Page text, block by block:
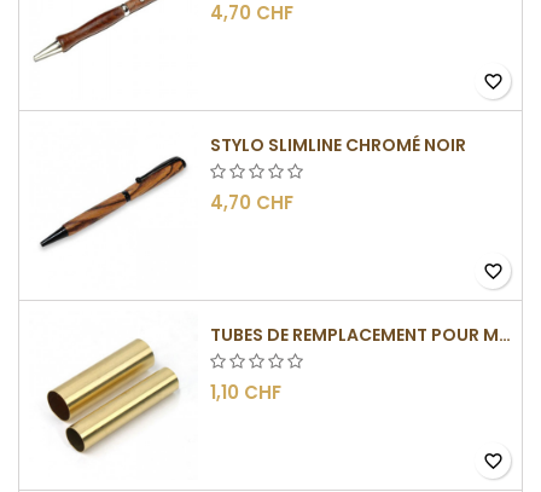
4,70 CHF
favorite_border
STYLO SLIMLINE CHROMÉ NOIR
4,70 CHF
favorite_border
TUBES DE REMPLACEMENT POUR MÉCANISME SLIMLINE
1,10 CHF
favorite_border